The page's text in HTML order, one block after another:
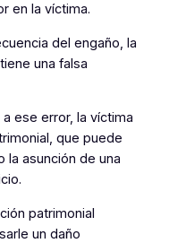
en la víctima.
del engaño, la
una falsa
ese error, la víctima
que puede
la asunción de una
patrimonial
un daño